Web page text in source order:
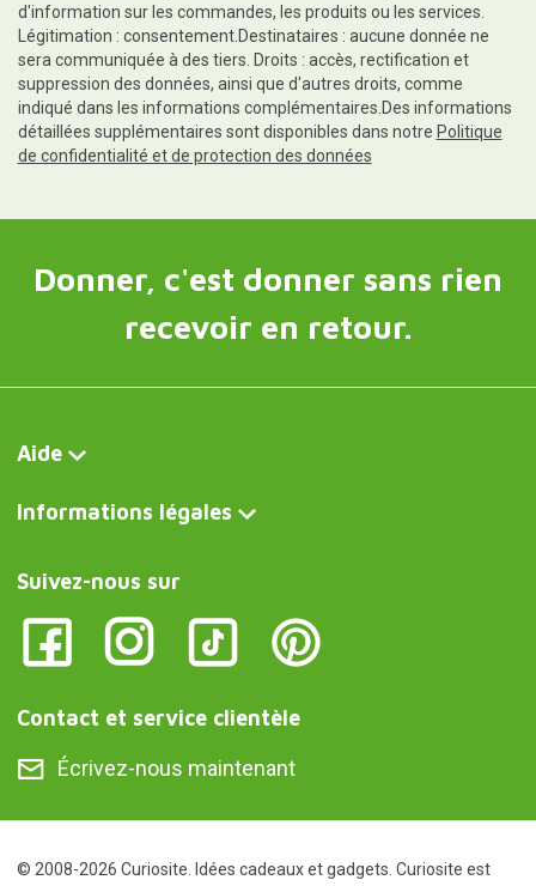
d'information sur les commandes, les produits ou les services.
Légitimation : consentement.Destinataires : aucune donnée ne
sera communiquée à des tiers. Droits : accès, rectification et
suppression des données, ainsi que d'autres droits, comme
indiqué dans les informations complémentaires.Des informations
détaillées supplémentaires sont disponibles dans notre Politique
de confidentialité et de protection des données
Donner, c'est donner sans rien
recevoir en retour.
Aide
Informations légales
Suivez-nous sur
Contact et service clientèle
Écrivez-nous maintenant
© 2008-2026 Curiosite. Idées cadeaux et gadgets. Curiosite est